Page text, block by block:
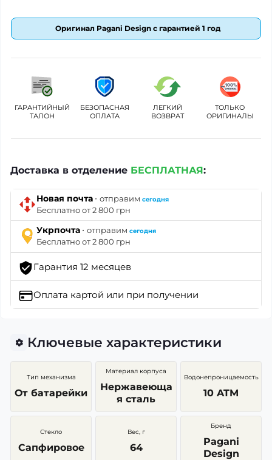
Оригинал Pagani Design с гарантией 1 год
ГАРАНТИЙНЫЙ
ТАЛОН
БЕЗОПАСНАЯ
ОПЛАТА
ЛЕГКИЙ
ВОЗВРАТ
ТОЛЬКО
ОРИГИНАЛЫ
Доставка в отделение БЕСПЛАТНАЯ:
Новая почта · отправим сегодня
Бесплатно от 2 800 грн
Укрпочта · отправим сегодня
Бесплатно от 2 800 грн
Гарантия 12 месяцев
Оплата картой или при получении
Ключевые характеристики
Тип механизма
От батарейки
Материал корпуса
Нержавеюща
я сталь
Водонепроницаемость
10 ATM
Стекло
Сапфировое
Вес, г
64
Бренд
Pagani
Design